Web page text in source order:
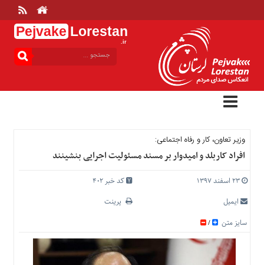
Pejvake Lorestan
.ir
بالا
خانه
ارتباط
درباره
منوی
عمومی
وزیر تعاون، کار و رفاه اجتماعی:
افراد کاربلد و امیدوار بر مسند مسئولیت اجرایی بنشینند
۲۳ اسفند ۱۳۹۷
کد خبر 402
ایمیل
پرینت
سایز متن
/